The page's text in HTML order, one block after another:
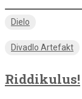
Dielo
Divadlo Artefakt
Riddikulus!